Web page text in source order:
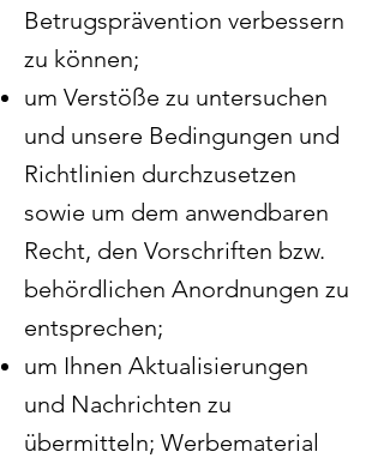
Betrugsprävention verbessern
zu können;
um Verstöße zu untersuchen
und unsere Bedingungen und
Richtlinien durchzusetzen
sowie um dem anwendbaren
Recht, den Vorschriften bzw.
behördlichen Anordnungen zu
entsprechen;
um Ihnen Aktualisierungen
und Nachrichten zu
übermitteln; Werbematerial